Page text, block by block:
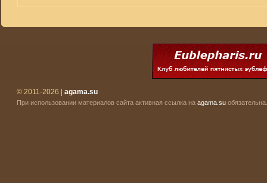
© 2011-2026 | agama.su
При использовании материалов сайта активная ссылка на agama.su обязательна.